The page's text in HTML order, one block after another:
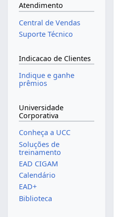
Atendimento
Central de Vendas
Suporte Técnico
Indicacao de Clientes
Indique e ganhe
prêmios
Universidade
Corporativa
Conheça a UCC
Soluções de
treinamento
EAD CIGAM
Calendário
EAD+
Biblioteca